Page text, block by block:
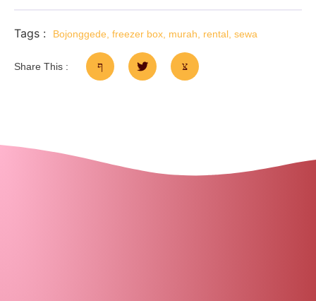
Tags : Bojonggede freezer box murah rental sewa
Share This :